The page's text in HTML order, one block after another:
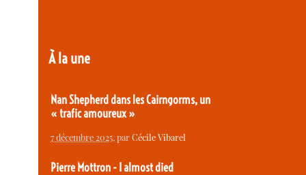
À la une
Nan Shepherd dans les Cairngorms, un
« trafic amoureux »
7 décembre 2025, parCécile Vibarel
Pierre Mottron - I almost died